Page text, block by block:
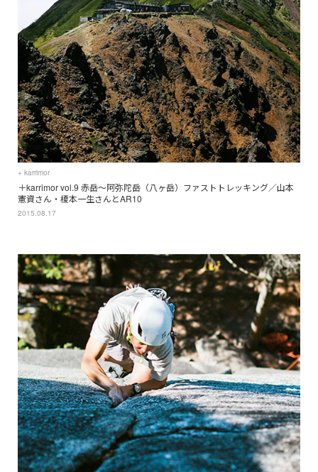
+ karrimor
＋karrimor vol.9 赤岳〜阿弥陀岳（八ヶ岳）ファストトレッキング／山本
憲資さん・榎本一生さんとAR10
2015.08.17